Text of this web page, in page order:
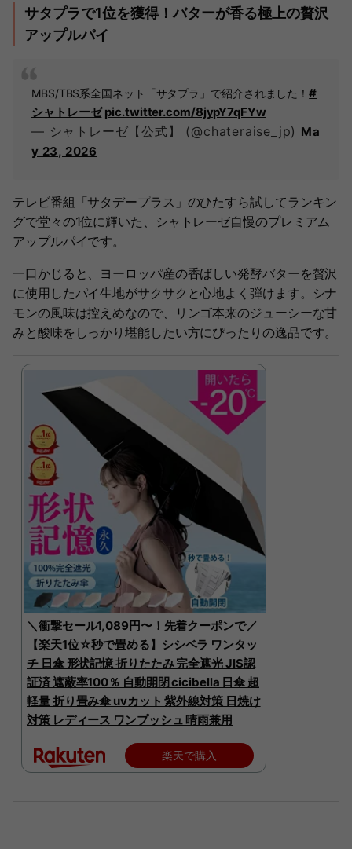
サタプラで1位を獲得！バターが香る極上の贅沢
アップルパイ
MBS/TBS系全国ネット「サタプラ」で紹介されました！#
シャトレーゼ pic.twitter.com/8jypY7qFYw
— シャトレーゼ【公式】 (@chateraise_jp) Ma
y 23, 2026
テレビ番組「サタデープラス」のひたすら試してランキン
グで堂々の1位に輝いた、シャトレーゼ自慢のプレミアム
アップルパイです。
一口かじると、ヨーロッパ産の香ばしい発酵バターを贅沢
に使用したパイ生地がサクサクと心地よく弾けます。シナ
モンの風味は控えめなので、リンゴ本来のジューシーな甘
みと酸味をしっかり堪能したい方にぴったりの逸品です。
＼衝撃セール1,089円〜！先着クーポンで／
【楽天1位☆秒で畳める】シシベラ ワンタッ
チ 日傘 形状記憶 折りたたみ 完全遮光 JIS認
証済 遮蔽率100％ 自動開閉 cicibella 日傘 超
軽量 折り畳み傘 uvカット 紫外線対策 日焼け
対策 レディース ワンプッシュ 晴雨兼用
楽天で購入